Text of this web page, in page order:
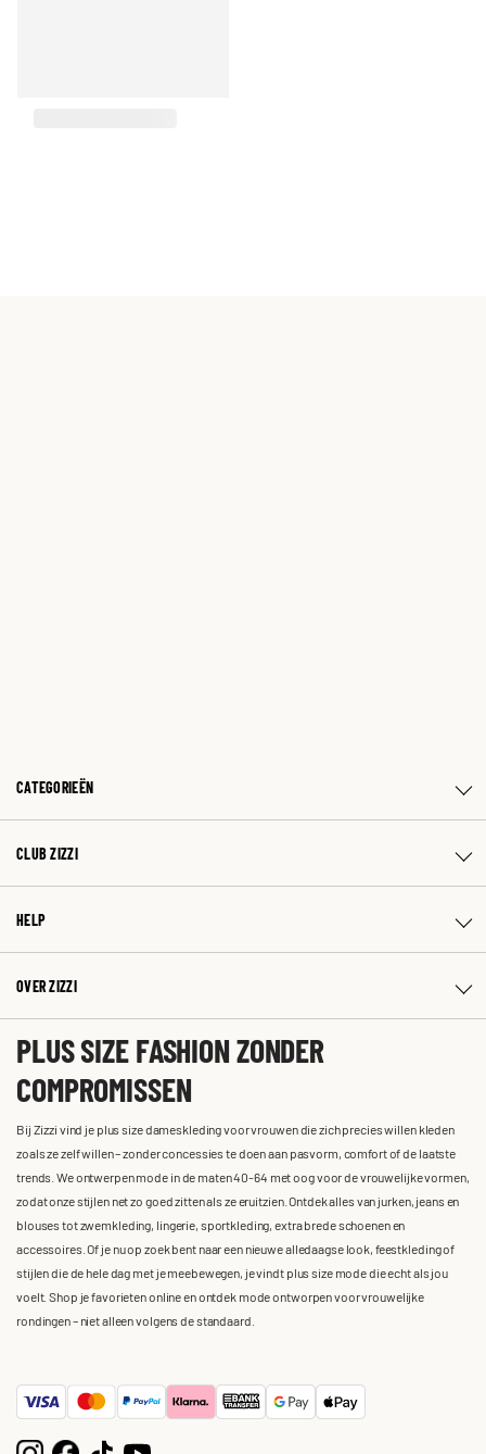
CATEGORIEËN
CLUB ZIZZI
HELP
OVER ZIZZI
PLUS SIZE FASHION ZONDER
COMPROMISSEN
Bij Zizzi vind je plus size dameskleding voor vrouwen die zich precies willen kleden
zoals ze zelf willen – zonder concessies te doen aan pasvorm, comfort of de laatste
trends. We ontwerpen mode in de maten 40-64 met oog voor de vrouwelijke vormen,
zodat onze stijlen net zo goed zitten als ze eruitzien. Ontdek alles van jurken, jeans en
blouses tot zwemkleding, lingerie, sportkleding, extra brede schoenen en
accessoires. Of je nu op zoek bent naar een nieuwe alledaagse look, feestkleding of
stijlen die de hele dag met je meebewegen, je vindt plus size mode die echt als jou
voelt. Shop je favorieten online en ontdek mode ontworpen voor vrouwelijke
rondingen – niet alleen volgens de standaard.